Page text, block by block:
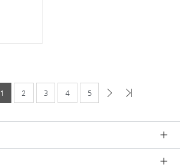
1 2 3 4 5